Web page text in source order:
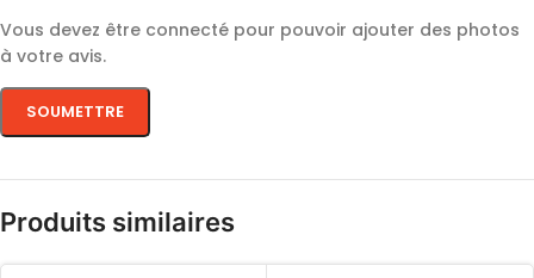
Vous devez être connecté pour pouvoir ajouter des photos
à votre avis.
Produits similaires